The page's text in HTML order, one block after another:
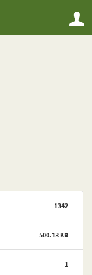
1342
500.13 KB
1